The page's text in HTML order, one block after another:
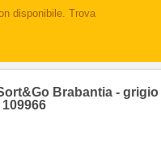
disponibile. Trova
Brabantia - grigio